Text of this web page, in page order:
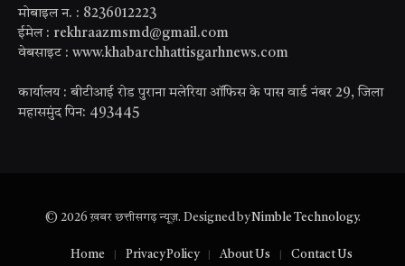
मोबाइल न. : 8236012223
ईमेल : rekhraazmsmd@gmail.com
वेबसाइट : www.khabarchhattisgarhnews.com
कार्यालय : बीटीआई रोड पुराना मलेरिया ऑफिस के पास वार्ड नंबर 29, जिला
महासमुंद पिन: 493445
© 2026 ख़बर छत्तीसगढ़ न्यूज़. Designed byNimble Technology.
Home Privacy Policy About Us Contact Us